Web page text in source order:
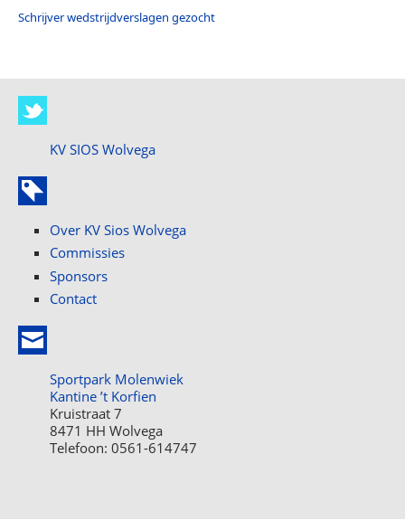
Schrijver wedstrijdverslagen gezocht
KV SIOS Wolvega
Over KV Sios Wolvega
Commissies
Sponsors
Contact
Sportpark Molenwiek
Kantine ’t Korfien
Kruistraat 7
8471 HH Wolvega
Telefoon: 0561-614747